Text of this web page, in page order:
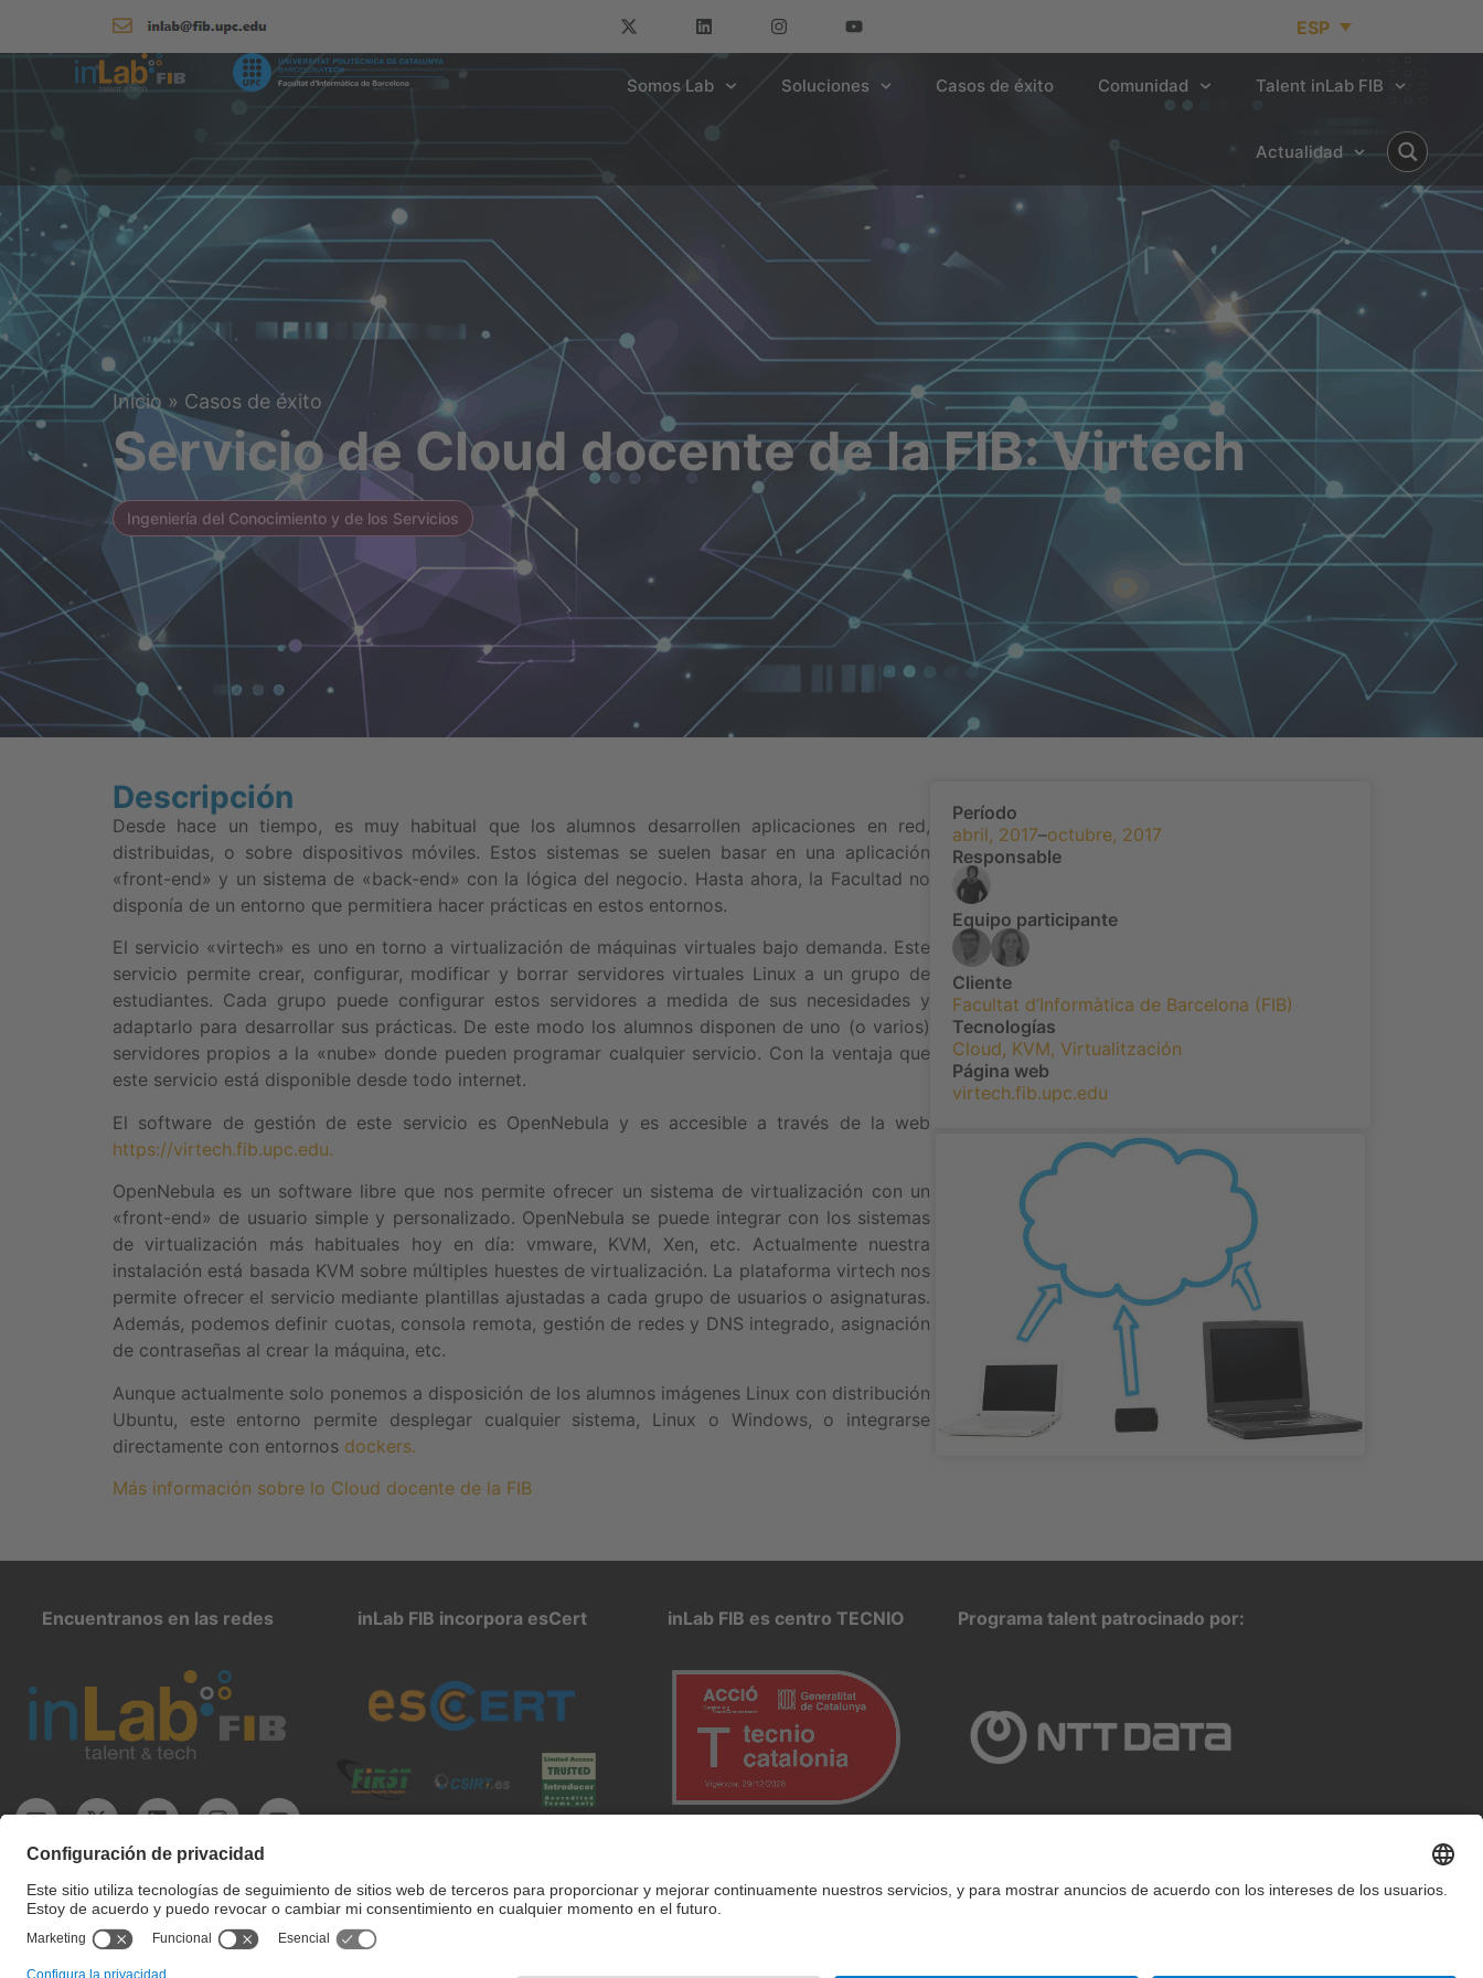
ESP
Somos Lab Soluciones Casos de éxito Comunidad Talent inLab FIB
Actualidad
Inicio » Casos de éxito
Servicio de Cloud docente de la FIB: Virtech
Ingeniería del Conocimiento y de los Servicios
Descripción
Desde hace un tiempo, es muy habitual que los alumnos desarrollen aplicaciones en red,
distribuidas, o sobre dispositivos móviles. Estos sistemas se suelen basar en una aplicación
«front-end» y un sistema de «back-end» con la lógica del negocio. Hasta ahora, la Facultad no
disponía de un entorno que permitiera hacer prácticas en estos entornos.
El servicio «virtech» es uno en torno a virtualización de máquinas virtuales bajo demanda. Este
servicio permite crear, configurar, modificar y borrar servidores virtuales Linux a un grupo de
estudiantes. Cada grupo puede configurar estos servidores a medida de sus necesidades y
adaptarlo para desarrollar sus prácticas. De este modo los alumnos disponen de uno (o varios)
servidores propios a la «nube» donde pueden programar cualquier servicio. Con la ventaja que
este servicio está disponible desde todo internet.
El software de gestión de este servicio es OpenNebula y es accesible a través de la web
https://virtech.fib.upc.edu.
OpenNebula es un software libre que nos permite ofrecer un sistema de virtualización con un
«front-end» de usuario simple y personalizado. OpenNebula se puede integrar con los sistemas
de virtualización más habituales hoy en día: vmware, KVM, Xen, etc. Actualmente nuestra
instalación está basada KVM sobre múltiples huestes de virtualización. La plataforma virtech nos
permite ofrecer el servicio mediante plantillas ajustadas a cada grupo de usuarios o asignaturas.
Además, podemos definir cuotas, consola remota, gestión de redes y DNS integrado, asignación
de contraseñas al crear la máquina, etc.
Aunque actualmente solo ponemos a disposición de los alumnos imágenes Linux con distribución
Ubuntu, este entorno permite desplegar cualquier sistema, Linux o Windows, o integrarse
directamente con entornos dockers.
Más información sobre lo Cloud docente de la FIB
Período
abril, 2017–octubre, 2017
Responsable
Equipo participante
Cliente
Facultat d’Informàtica de Barcelona (FIB)
Tecnologías
Cloud, KVM, Virtualitzación
Página web
virtech.fib.upc.edu
Encuentranos en las redes
inlab@fib.upc.edu
inLab FIB incorpora esCert inLab FIB es centro TECNIO Programa talent patrocinado por: